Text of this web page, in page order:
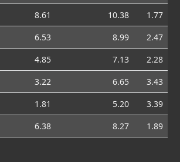
8.61 10.38
1.77
6.53 8.99
2.47
4.85 7.13
2.28
3.22 6.65
3.43
1.81 5.20
3.39
6.38 8.27 1.89